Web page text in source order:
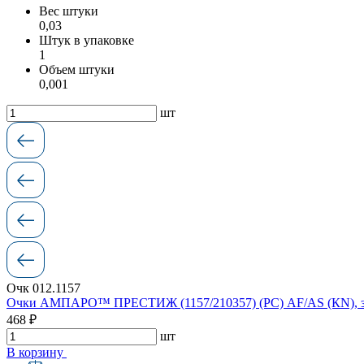
Вес штуки
0,03
Штук в упаковке
1
Объем штуки
0,001
шт
Очк 012.1157
Очки АМПАРО™ ПРЕСТИЖ (1157/210357) (РС) AF/AS (КN),
468 ₽
шт
В корзину